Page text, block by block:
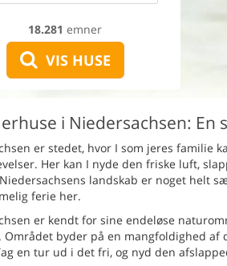
18.281 emner
VIS HUSE
i Niedersachsen: En
er stedet, hvor I som jeres familie
Her kan I nyde den friske luft,
landskab er noget helt
ferie her.
er kendt for sine endeløse
Området byder på en mangfoldighed af
en tur ud i det fri, og nyd den